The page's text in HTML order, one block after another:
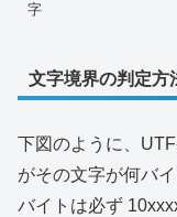
字
文字境界の判定方
下図のように、
がその文字が何バ
バイトは必ず